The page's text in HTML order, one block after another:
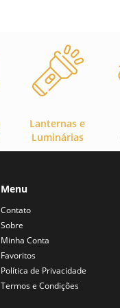
Lanternas e
Luminárias
Menu
Contato
Sobre
Minha Conta
Favoritos
Política de Privacidade
Termos e Condições